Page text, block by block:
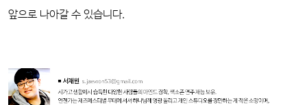
앞으로 나아갈 수 있습니다.